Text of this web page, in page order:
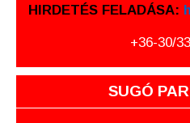
HIRDETÉS FELADÁSA:
+36-30/
SUGÓ